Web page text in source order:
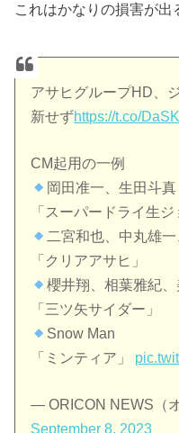
これはかなりの損害が出
アサヒグループHD、
新せずhttps://t.co/
CM起用の一例
岡田准一、生田斗真
「スーパードライ生ジ
二宮和也、中丸雄
「クリアアサヒ」
櫻井翔、相葉雅紀
「三ツ矢サイダー」
Snow Man
「ミンティア」
— ORICON NEWS（
September 8, 2023